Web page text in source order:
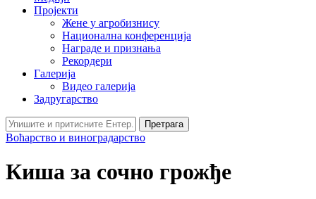
Пројекти
Жене у агробизнису
Национална конференција
Награде и признања
Рекордери
Галерија
Видео галерија
Задругарство
Претрага
Воћарство и виноградарство
Киша за сочно грожђе